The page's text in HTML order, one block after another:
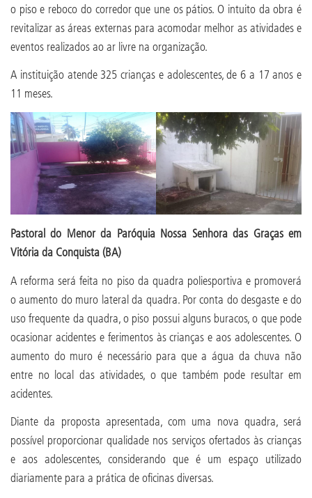
o piso e reboco do corredor que une os pátios. O intuito da obra é
revitalizar as áreas externas para acomodar melhor as atividades e
eventos realizados ao ar livre na organização.
A instituição atende 325 crianças e adolescentes, de 6 a 17 anos e
11 meses.
Pastoral do Menor da Paróquia Nossa Senhora das Graças em
Vitória da Conquista (BA)
A reforma será feita no piso da quadra poliesportiva e promoverá
o aumento do muro lateral da quadra. Por conta do desgaste e do
uso frequente da quadra, o piso possui alguns buracos, o que pode
ocasionar acidentes e ferimentos às crianças e aos adolescentes. O
aumento do muro é necessário para que a água da chuva não
entre no local das atividades, o que também pode resultar em
acidentes.
Diante da proposta apresentada, com uma nova quadra, será
possível proporcionar qualidade nos serviços ofertados às crianças
e aos adolescentes, considerando que é um espaço utilizado
diariamente para a prática de oficinas diversas.